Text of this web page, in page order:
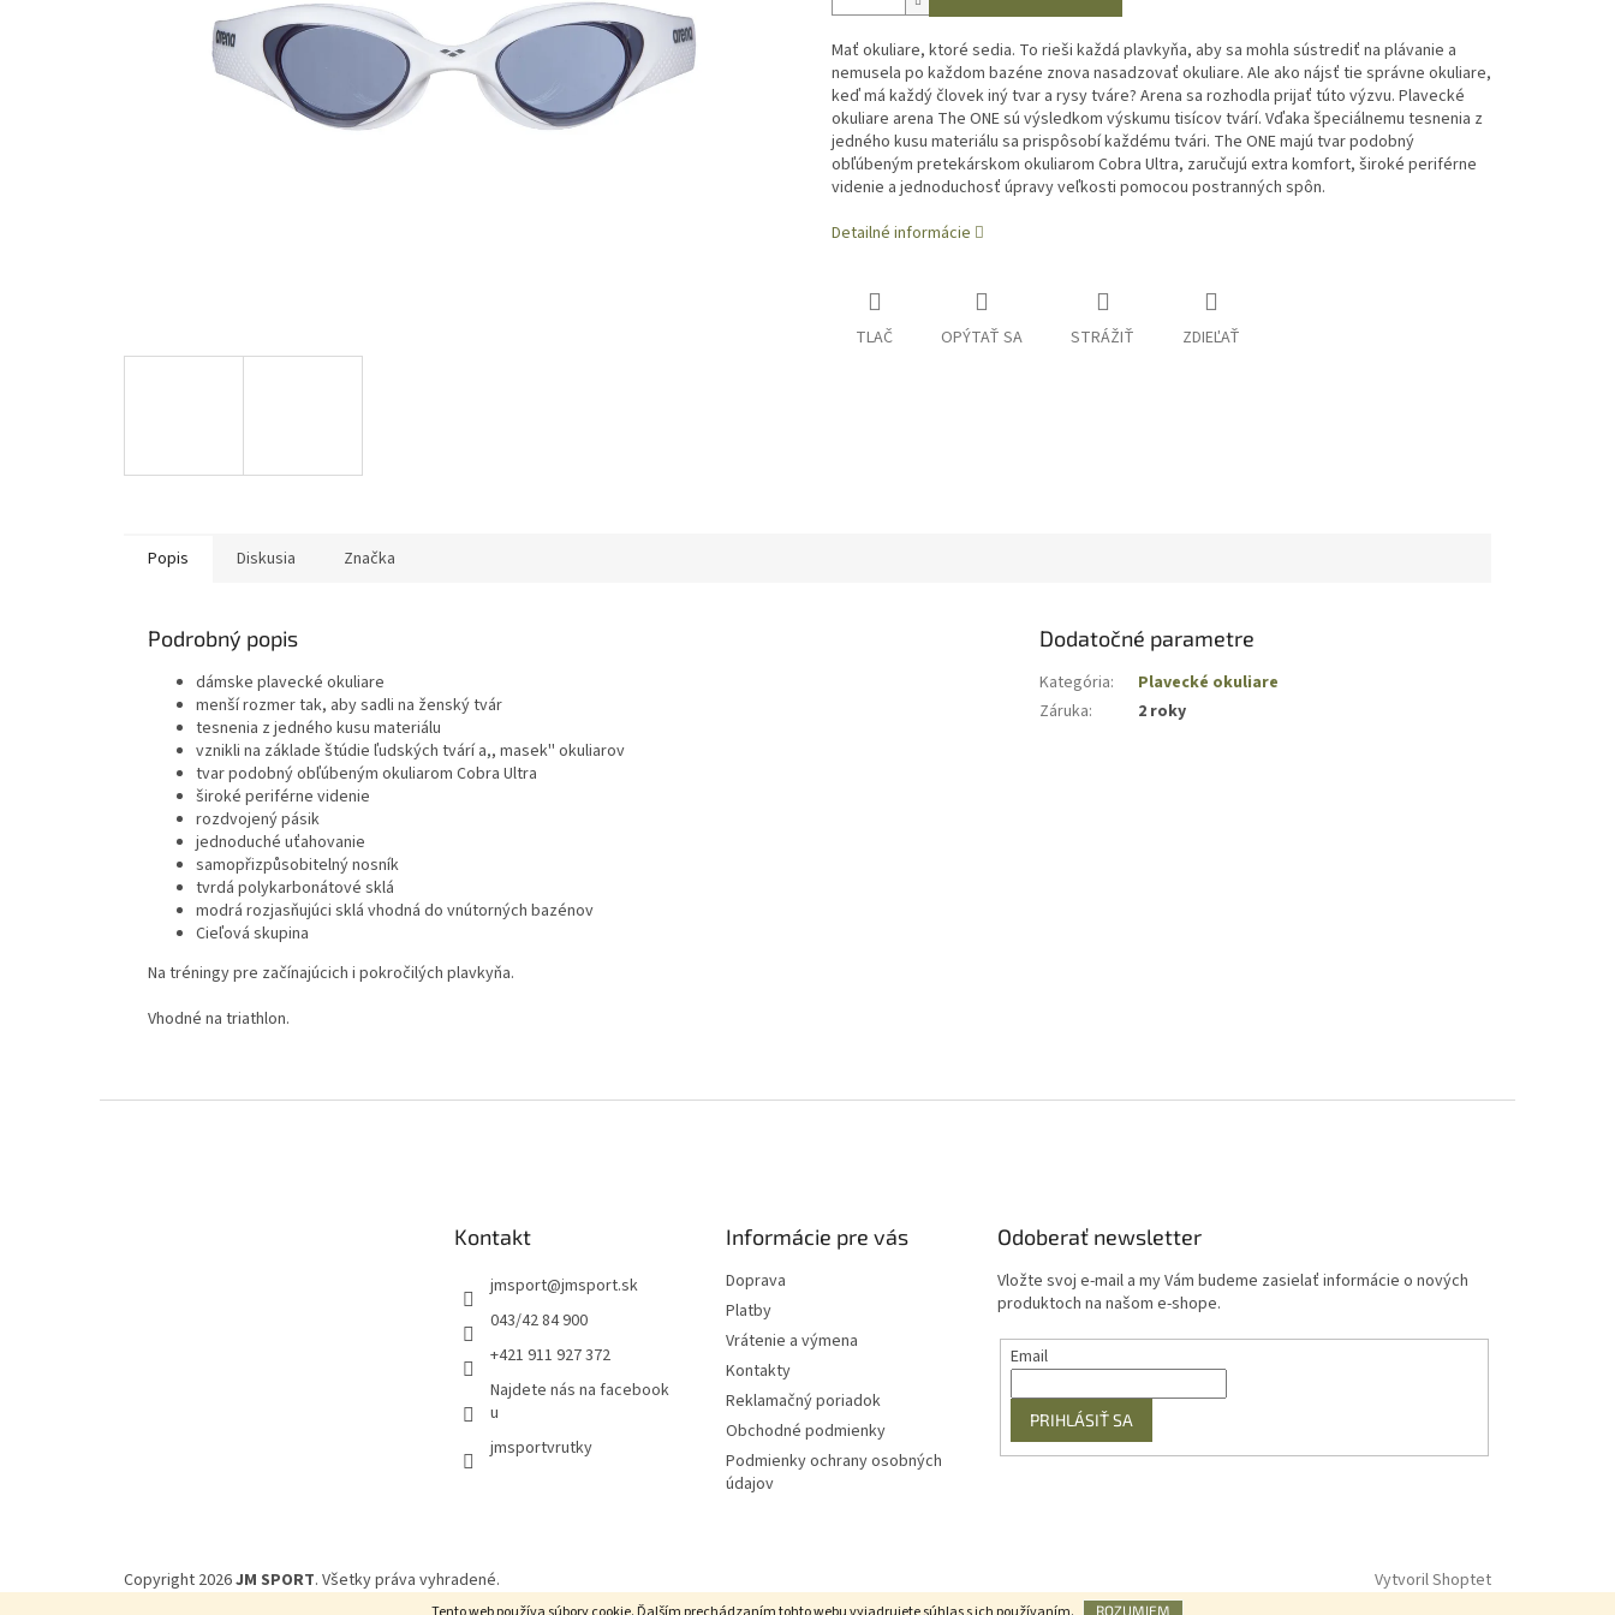
ROZUMIEM
Mať okuliare, ktoré sedia. To rieši každá plavkyňa, aby sa mohla sústrediť na plávanie a
nemusela po každom bazéne znova nasadzovať okuliare. Ale ako nájsť tie správne okuliare,
keď má každý človek iný tvar a rysy tváre? Arena sa rozhodla prijať túto výzvu. Plavecké
okuliare arena The ONE sú výsledkom výskumu tisícov tvárí. Vďaka špeciálnemu tesnenia z
jedného kusu materiálu sa prispôsobí každému tvári. The ONE majú tvar podobný
obľúbeným pretekárskom okuliarom Cobra Ultra, zaručujú extra komfort, široké periférne
videnie a jednoduchosť úpravy veľkosti pomocou postranných spôn.
Detailné informácie
TLAČ OPÝTAŤ SA STRÁŽIŤ ZDIEĽAŤ
Popis Diskusia Značka
Podrobný popis
dámske plavecké okuliare
menší rozmer tak, aby sadli na ženský tvár
tesnenia z jedného kusu materiálu
vznikli na základe štúdie ľudských tvárí a,, masek'' okuliarov
tvar podobný obľúbeným okuliarom Cobra Ultra
široké periférne videnie
rozdvojený pásik
jednoduché uťahovanie
samopřizpůsobitelný nosník
tvrdá polykarbonátové sklá
modrá rozjasňujúci sklá vhodná do vnútorných bazénov
Cieľová skupina
Na tréningy pre začínajúcich i pokročilých plavkyňa.
Vhodné na triathlon.
Dodatočné parametre
Kategória:
Plavecké okuliare
Záruka: 2 roky
Kontakt
jmsport@jmsport.sk
043/42 84 900
+421 911 927 372
Najdete nás na facebook
u
jmsportvrutky
Informácie pre vás
Doprava
Platby
Vrátenie a výmena
Kontakty
Reklamačný poriadok
Obchodné podmienky
Podmienky ochrany osobných
údajov
Odoberať newsletter
Vložte svoj e-mail a my Vám budeme zasielať informácie o nových
produktoch na našom e-shope.
Email
PRIHLÁSIŤ SA
Vytvoril Shoptet
Copyright 2026JM SPORT. Všetky práva vyhradené.